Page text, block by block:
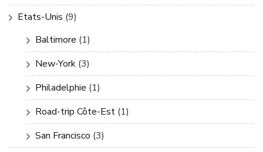
Etats-Unis (9)
Baltimore (1)
New-York (3)
Philadelphie (1)
Road-trip Côte-Est (1)
San Francisco (3)